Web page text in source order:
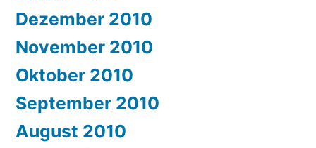
Dezember 2010
November 2010
Oktober 2010
September 2010
August 2010